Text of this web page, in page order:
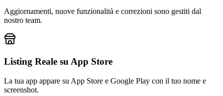
Aggiornamenti, nuove funzionalità e correzioni sono gestiti dal
nostro team.
Listing Reale su App Store
La tua app appare su App Store e Google Play con il tuo nome e
screenshot.